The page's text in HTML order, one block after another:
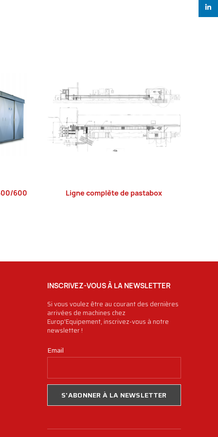
600 LIRE LA SUITE
Ligne complète de pastabox
INSCRIVEZ-VOUS À LA NEWSLETTER
Si vous voulez être au courant des dernières
arrivées de machines chez
Europ'Equipement, inscrivez-vous à notre
newsletter !
Email